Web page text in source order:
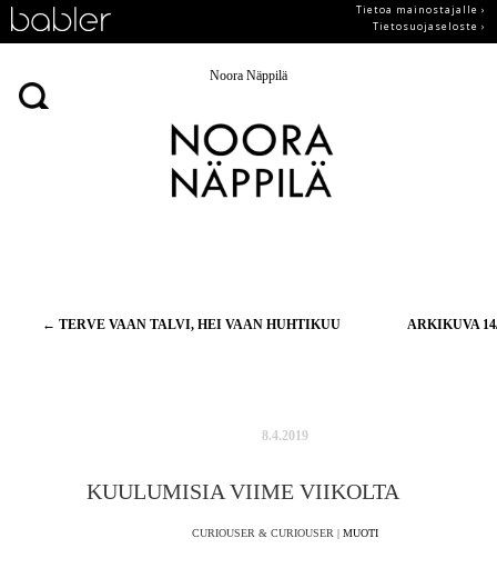
Tietoa mainostajalle ›
Tietosuojaseloste ›
Noora Näppilä
Artikkelien
← TERVE VAAN TALVI, HEI VAAN HUHTIKUU ARKIKUVA
8.4.2019
KUULUMISIA VIIME VIIKOLTA
CURIOUSER & CURIOUSER | MUOTI